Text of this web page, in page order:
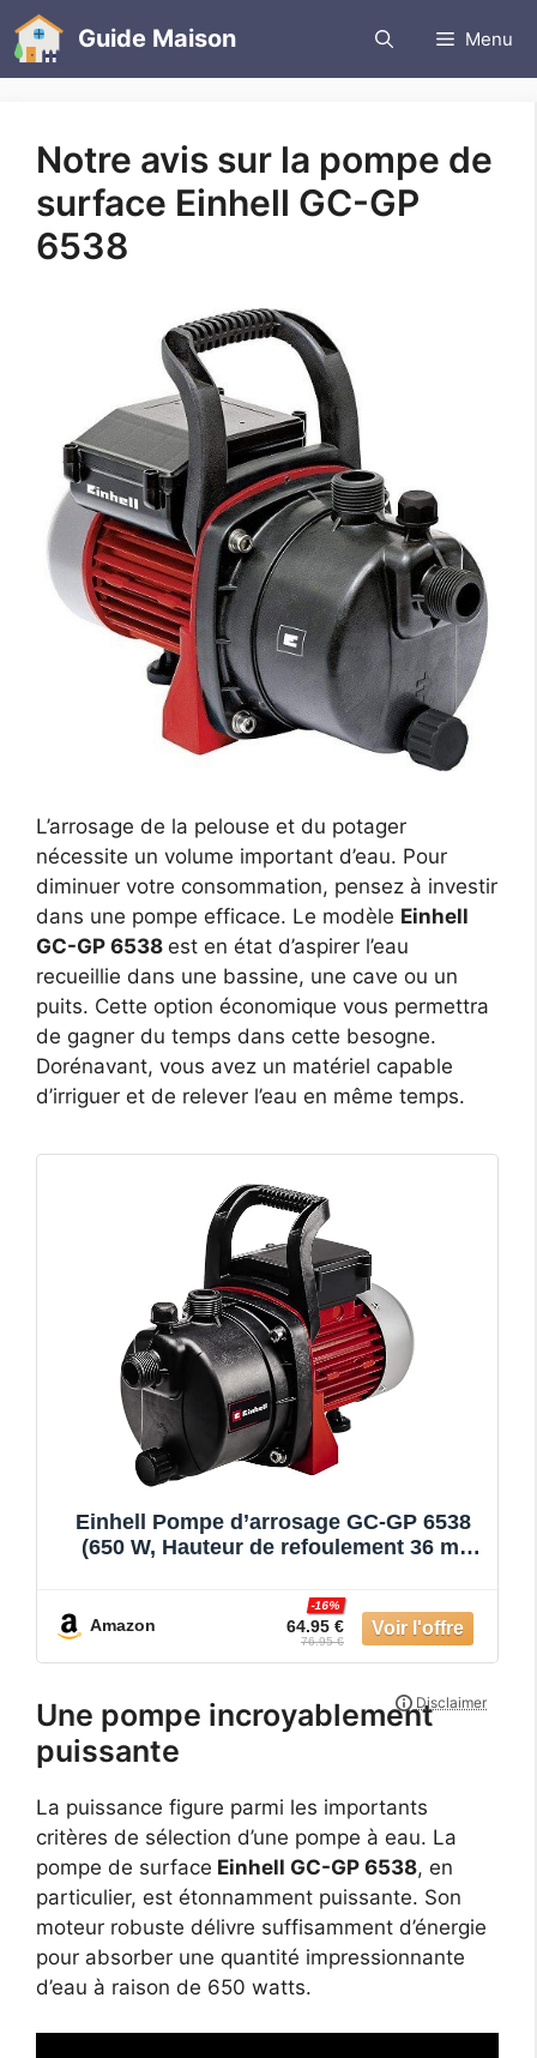
Aller
au
contenu
Guide Maison Menu
Notre avis sur la pompe de
surface Einhell GC-GP
6538
L’arrosage de la pelouse et du potager
nécessite un volume important d’eau. Pour
diminuer votre consommation, pensez à investir
dans une pompe efficace. Le modèle Einhell
GC-GP 6538 est en état d’aspirer l’eau
recueillie dans une bassine, une cave ou un
puits. Cette option économique vous permettra
de gagner du temps dans cette besogne.
Dorénavant, vous avez un matériel capable
d’irriguer et de relever l’eau en même temps.
Einhell Pompe d’arrosage GC-GP 6538
(650 W, Hauteur de refoulement 36 m,
Amazon 64.95 €
-16%
76.95 €
Une pompe incroyablement
puissante
La puissance figure parmi les importants
critères de sélection d’une pompe à eau. La
pompe de surface Einhell GC-GP 6538, en
particulier, est étonnamment puissante. Son
moteur robuste délivre suffisamment d’énergie
pour absorber une quantité impressionnante
d’eau à raison de 650 watts.